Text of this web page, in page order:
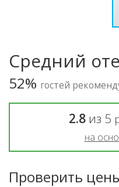
Средний
52% гостей
2.8из 5
на
Проверить